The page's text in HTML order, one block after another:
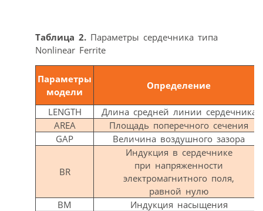
Таблица 2. Параметры сердечника типа
Nonlinear Ferrite
Параметры
модели
Определение
LENGTH
Длина средней линии сердечника
AREA
Площадь поперечного сечения
GAP
Величина воздушного зазора
BR
Индукция в сердечнике
при напряженности
электромагнитного поля,
равной нулю
BM
Индукция насыщения